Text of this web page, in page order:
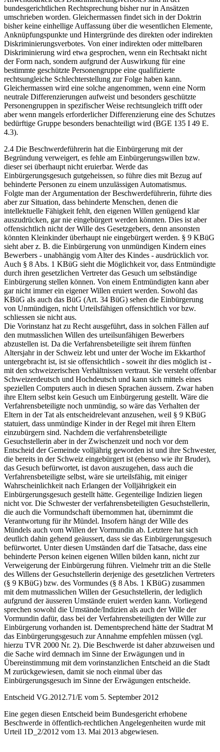
bundesgerichtlichen Rechtsprechung bisher nur in Ansätzen
umschrieben worden. Gleichermassen findet sich in der Doktrin
bisher keine einhellige Auffassung über die wesentlichen Elemente,
Anknüpfungspunkte und Hintergründe des direkten oder indirekten
Diskriminierungsverbotes. Von einer indirekten oder mittelbaren
Diskriminierung wird etwa gesprochen, wenn ein Rechtsakt nicht
der Form nach, sondern aufgrund der Auswirkung für eine
bestimmte geschützte Personengruppe eine qualifizierte
rechtsungleiche Schlechterstellung zur Folge haben kann.
Gleichermassen wird eine solche angenommen, wenn eine Norm
neutrale Differenzierungen aufweist und besonders geschützte
Personengruppen in spezifischer Weise rechtsungleich trifft oder
aber wenn mangels erforderlicher Differenzierung eine des Schutzes
bedürftige Gruppe besonders benachteiligt wird (BGE 135 I 49 E.
4.3).
2.4 Die Beschwerdeführerin hat die Einbürgerung mit der
Begründung verweigert, es fehle am Einbürgerungswillen bzw.
dieser sei überhaupt nicht eruierbar. Werde das
Einbürgerungsgesuch gutgeheissen, so führe dies mit Bezug auf
behinderte Personen zu einem unzulässigen Automatismus.
Folgte man der Argumentation der Beschwerdeführerin, führte dies
aber zur Situation, dass behinderte Menschen, denen die
intellektuelle Fähigkeit fehlt, den eigenen Willen genügend klar
auszudrücken, gar nie eingebürgert werden könnten. Dies ist aber
offensichtlich nicht der Wille des Gesetzgebers, denn ansonsten
könnten Kleinkinder überhaupt nie eingebürgert werden. § 9 KBüG
sieht aber z. B. die Einbürgerung von unmündigen Kindern eines
Bewerbers - unabhängig vom Alter des Kindes - ausdrücklich vor.
Auch § 8 Abs. 1 KBüG sieht die Möglichkeit vor, dass Entmündigte
durch ihren gesetzlichen Vertreter das Gesuch um selbständige
Einbürgerung stellen können. Von einem Entmündigten kann aber
gar nicht immer ein eigener Willen eruiert werden. Sowohl das
KBüG als auch das BüG (Art. 34 BüG) sehen die Einbürgerung
von Unmündigen, nicht Urteilsfähigen offensichtlich vor bzw.
schliessen sie nicht aus.
Die Vorinstanz hat zu Recht ausgeführt, dass in solchen Fällen auf
den mutmasslichen Willen des urteilsunfähigen Bewerbers
abzustellen ist. Da die Verfahrensbeteiligte seit ihrem fünften
Altersjahr in der Schweiz lebt und unter der Woche im Ekkarthof
untergebracht ist, ist sie offensichtlich - soweit ihr dies möglich ist -
mit den schweizerischen Verhältnissen vertraut. Sie versteht offenbar
Schweizerdeutsch und Hochdeutsch und kann sich mittels eines
speziellen Computers auch in diesen Sprachen äussern. Zwar haben
ihre Eltern selbst kein Gesuch um Einbürgerung gestellt. Wäre die
Verfahrensbeteiligte noch unmündig, so wäre das Verhalten der
Eltern in der Tat als entscheidrelevant anzusehen, weil § 9 KBüG
statuiert, dass unmündige Kinder in der Regel mit ihren Eltern
einzubürgern sind. Nachdem die verfahrensbeteiligte
Gesuchstellerin aber in der Zwischenzeit und noch vor dem
Entscheid der Gemeinde volljährig geworden ist und ihre Schwester,
die bereits in der Schweiz eingebürgert ist (ebenso wie ihr Bruder),
das Gesuch befürwortet, ist davon auszugehen, dass auch die
Verfahrensbeteiligte selbst, wäre sie urteilsfähig, mit einiger
Wahrscheinlichkeit nach Erlangen der Volljährigkeit ein
Einbürgerungsgesuch gestellt hätte. Gegenteilige Indizien liegen
nicht vor. Die Schwester der verfahrensbeteiligten Gesuchstellerin,
die auch die Vormundschaft übernommen hat, übernimmt die
Verantwortung für ihr Mündel. Insofern hängt der Wille des
Mündels auch vom Willen der Vormundin ab. Letztere hat sich
deutlich dahin gehend geäussert, dass sie das Einbürgerungsgesuch
befürwortet. Unter diesen Umständen darf die Tatsache, dass eine
behinderte Person keinen eigenen Willen bilden kann, nicht zur
Verweigerung der Einbürgerung führen. Vielmehr tritt an die Stelle
des Willens der Gesuchstellerin derjenige des gesetzlichen Vertreters
(§ 9 KBüG) bzw. des Vormundes (§ 8 Abs. 1 KBüG) zusammen
mit dem mutmasslichen Willen der Gesuchstellerin, der lediglich
aufgrund der äusseren Umstände eruiert werden kann. Vorliegend
sprechen sowohl die Umstände/Indizien als auch der Wille der
Vormundin dafür, dass bei der Verfahrensbeteiligten der Wille zur
Einbürgerung vorhanden ist. Dementsprechend hätte der Stadtrat M
das Einbürgerungsgesuch zur Annahme empfehlen müssen (vgl.
hierzu TVR 2000 Nr. 2). Die Beschwerde ist daher abzuweisen und
die Sache wird demnach im Sinne der Erwägungen und in
Übereinstimmung mit dem vorinstanzlichen Entscheid an die Stadt
M zurückgewiesen, damit sie noch einmal über das
Einbürgerungsgesuch im Sinne der Erwägungen entscheide.
Entscheid VG.2012.71/E vom 5. September 2012
Eine gegen diesen Entscheid beim Bundesgericht erhobene
Beschwerde in öffentlich-rechtlichen Angelegenheiten wurde mit
Urteil 1D_2/2012 vom 13. Mai 2013 abgewiesen.